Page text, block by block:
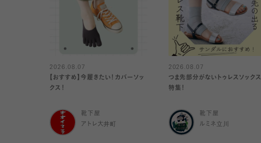
2026.08.07
【おすすめ】今履きたい！カバーソッ
クス！
靴下屋
アトレ大井町
2026.08.07
つま先部分がないトゥレスソックス
特集！
靴下屋
ルミネ立川